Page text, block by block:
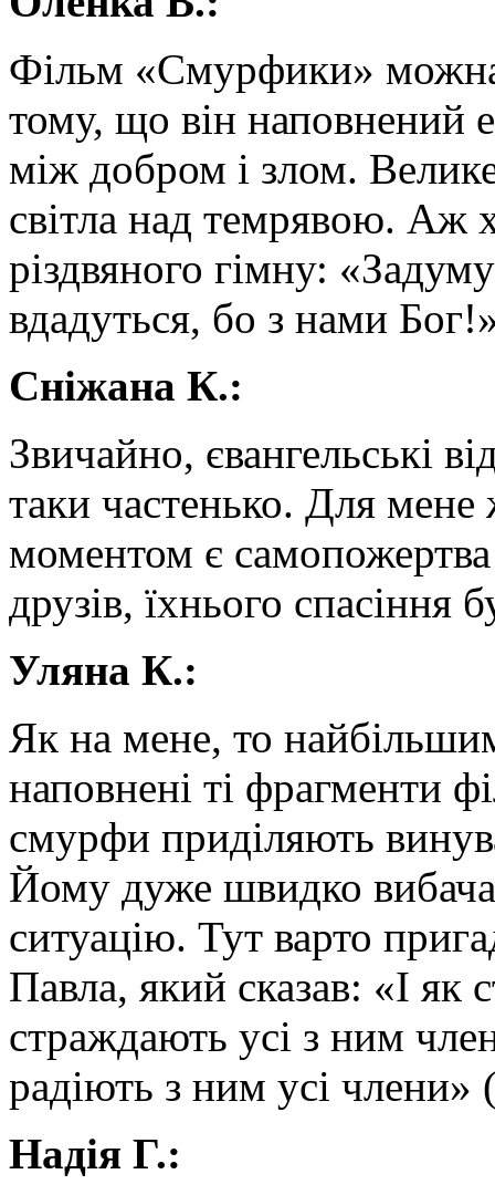
Фільм «Смурфики»
тому, що він наповнений
між добром і злом.
світла над темрявою. Аж
різдвяного гімну:
вдадуться, бо з нами
Сніжана К.:
Звичайно, євангельські
таки частенько. Для
моментом є
друзів, їхнього спасіння
Уляна К.:
Як на мене, то
наповнені ті фрагменти
смурфи приділяють
Йому дуже швидко
ситуацію. Тут варто
Павла, який сказав: «І як
страждають усі з ним
радіють з ним усі члени»
Надія Г.: